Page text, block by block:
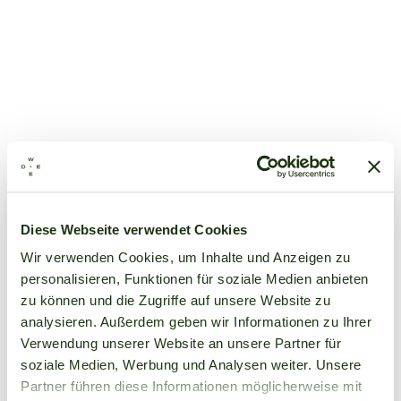
Diese Webseite verwendet Cookies
Wir verwenden Cookies, um Inhalte und Anzeigen zu
personalisieren, Funktionen für soziale Medien anbieten
zu können und die Zugriffe auf unsere Website zu
analysieren. Außerdem geben wir Informationen zu Ihrer
Verwendung unserer Website an unsere Partner für
soziale Medien, Werbung und Analysen weiter. Unsere
Partner führen diese Informationen möglicherweise mit